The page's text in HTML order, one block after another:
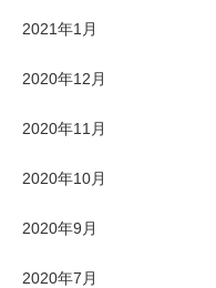
2021年1月
2020年12月
2020年11月
2020年10月
2020年9月
2020年7月